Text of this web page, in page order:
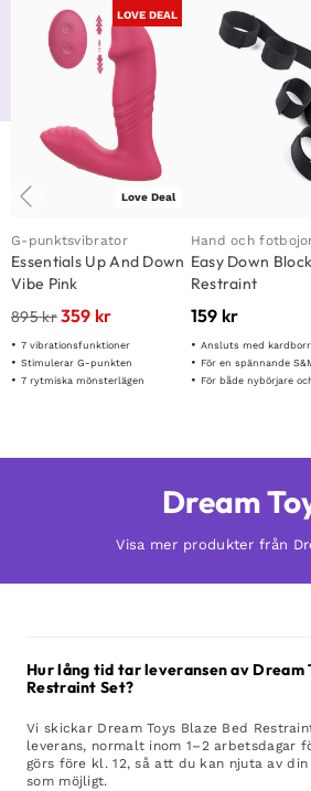
LOVE DEAL
Love Deal
G-punktsvibrator
Essentials Up And Down
Vibe Pink
895kr359 kr
7 vibrationsfunktioner
Stimulerar G-punkten
7 rytmiska mönsterlägen
Hand och
Easy Down
Restraint
159 kr
Ansluts med
För en spännande S&M-
För både nybörjare
Dream
Visa mer produkter från
Hur lång tid tar leveransen av Dream
Restraint Set?
Vi skickar Dream Toys Blaze Bed
leverans, normalt inom 1–2 arbetsdagar
görs före kl. 12, så att du kan njuta av
som möjligt.